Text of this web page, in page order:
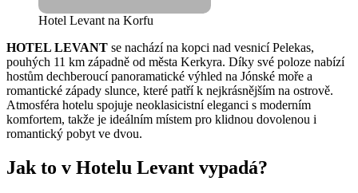
Hotel Levant na Korfu
HOTEL LEVANT se nachází na kopci nad vesnicí Pelekas,
pouhých 11 km západně od města Kerkyra. Díky své poloze nabízí
hostům dechberoucí panoramatické výhled na Jónské moře a
romantické západy slunce, které patří k nejkrásnějším na ostrově.
Atmosféra hotelu spojuje neoklasicistní eleganci s moderním
komfortem, takže je ideálním místem pro klidnou dovolenou i
romantický pobyt ve dvou.
Jak to v Hotelu Levant vypadá?